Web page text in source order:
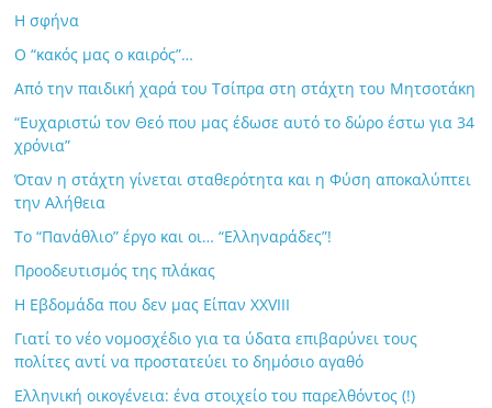
Η σφήνα
Ο “κακός μας ο καιρός”…
Από την παιδική χαρά του Τσίπρα στη στάχτη του Μητσοτάκη
“Ευχαριστώ τον Θεό που μας έδωσε αυτό το δώρο έστω για 34
χρόνια”
Όταν η στάχτη γίνεται σταθερότητα και η Φύση αποκαλύπτει
την Αλήθεια
Το “Πανάθλιο” έργο και οι… “Ελληναράδες”!
Προοδευτισμός της πλάκας
Η Εβδομάδα που δεν μας Είπαν XXVIII
Γιατί το νέο νομοσχέδιο για τα ύδατα επιβαρύνει τους
πολίτες αντί να προστατεύει το δημόσιο αγαθό
Ελληνική οικογένεια: ένα στοιχείο του παρελθόντος (!)